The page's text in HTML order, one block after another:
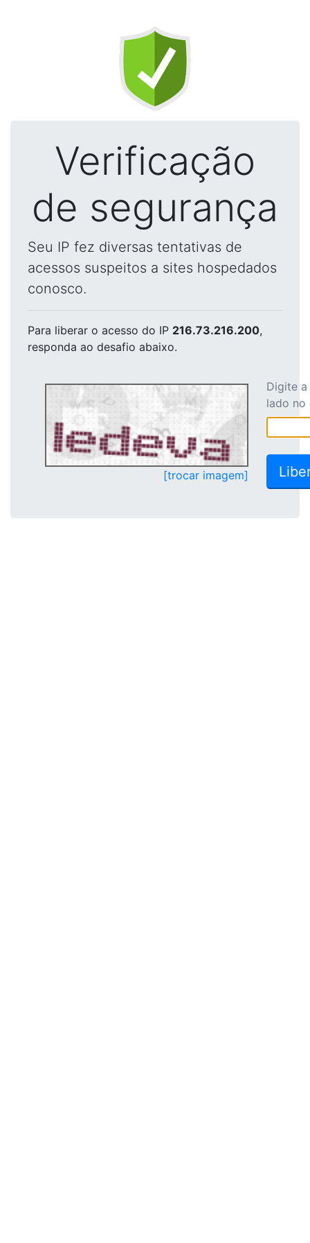
Verificação
de segurança
Seu IP fez diversas tentativas de
acessos suspeitos a sites hospedados
conosco.
Para liberar o acesso do IP 216.73.216.200,
responda ao desafio abaixo.
[trocar imagem]
Digite
lado no